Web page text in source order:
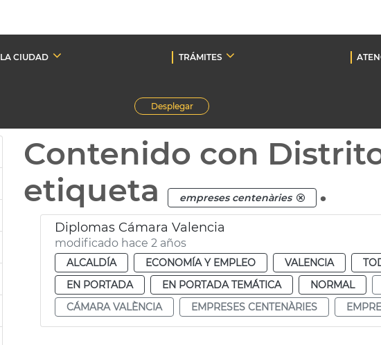
LA CIUDAD TRÁMITES
Desplegar
Contenido con
etiqueta
empreses centenàries .
Diplomas Cámara Valencia
modificado hace 2 años
ALCALDÍA ECONOMÍA Y EMPLEO VALENCIA
EN PORTADA
EN PORTADA TEMÁTICA NORMAL
CÁMARA VALÈNCIA
EMPRESES CENTENÀRIES